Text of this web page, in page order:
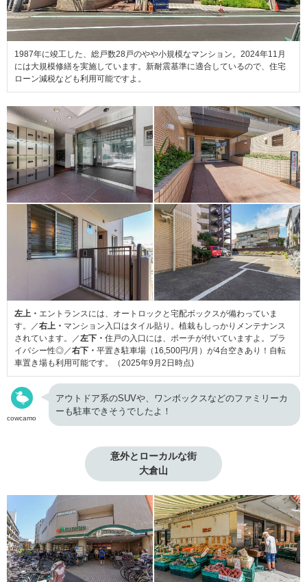
1987年に竣工した、総戸数28戸のやや小規模なマンション。2024年11月
には大規模修繕を実施しています。新耐震基準に適合しているので、住宅
ローン減税なども利用可能ですよ。
左上・ エントランスには、オートロックと宅配ボックスが備わっていま
す。／右上・ マンション入口はタイル貼り。植栽もしっかりメンテナンス
されています。／左下・ 住戸の入口には、ポーチが付いていますよ。プラ
イバシー性◎／右下・ 平置き駐車場（16,500円/月）が4台空きあり！自転
車置き場も利用可能です。（2025年9月2日時点)
cowcamo
アウトドア系のSUVや、ワンボックスなどのファミリーカ
ーも駐車できそうでしたよ！
意外とローカルな街
大倉山